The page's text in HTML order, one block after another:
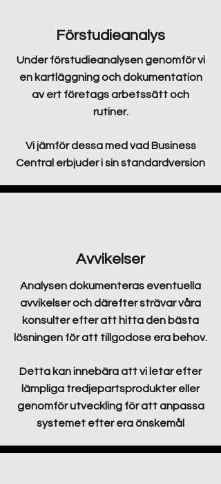
Förstudieanalys
Under förstudieanalysen genomför vi
en kartläggning och dokumentation
av ert företags arbetssätt och
rutiner.
Vi jämför dessa med vad Business
Central erbjuder i sin standardversion
Avvikelser
Analysen dokumenteras eventuella
avvikelser och därefter strävar våra
konsulter efter att hitta den bästa
lösningen för att tillgodose era behov.
Detta kan innebära att vi letar efter
lämpliga tredjepartsprodukter eller
genomför utveckling för att anpassa
systemet efter era önskemål